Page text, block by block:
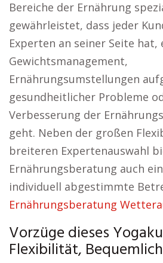
Bereiche der Ernährung
gewährleistet, dass jeder
Experten an seiner Seite hat,
Gewichtsmanagement,
Ernährungsumstellungen
gesundheitlicher Probleme
Verbesserung der
geht. Neben der großen
breiteren Expertenauswahl
Ernährungsberatung auch
individuell abgestimmte
Ernährungsberatung
Vorzüge dieses
Flexibilität,